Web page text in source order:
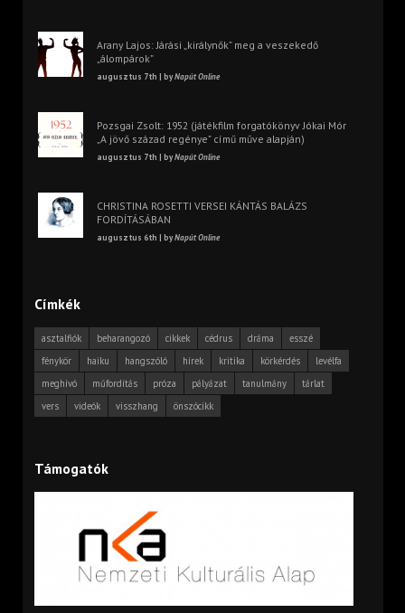
Arany Lajos: Járási „királynők” meg a veszekedő
„álompárok”
augusztus 7th | byNapút Online
Pozsgai Zsolt: 1952 (játékfilm forgatókönyv Jókai Mór
„A jövő század regénye” című műve alapján)
augusztus 7th | byNapút Online
CHRISTINA ROSETTI VERSEI KÁNTÁS BALÁZS
FORDÍTÁSÁBAN
augusztus 6th | byNapút Online
Címkék
asztalfiók beharangozó cikkek cédrus dráma
esszé
fénykör
haiku hangszóló hírek kritika körkérdés
levélfa
meghívó
műfordítás próza pályázat tanulmány
tárlat
vers
videók visszhang önszócikk
Támogatók